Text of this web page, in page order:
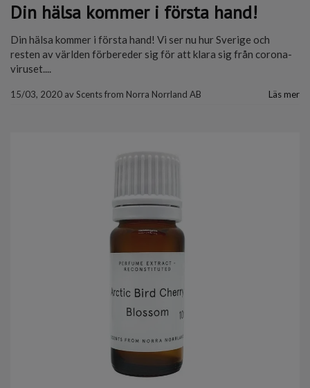
Din hälsa kommer i första hand!
Din hälsa kommer i första hand! Vi ser nu hur Sverige och
resten av världen förbereder sig för att klara sig från corona-
viruset....
15/03, 2020 avScents from Norra Norrland AB Läs mer